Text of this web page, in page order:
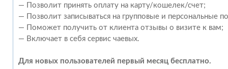
— Позволит принять оплату на карту/кошелек/счет;
— Позволит записываться на групповые и персональные
— Поможет получить от клиента отзывы о визите к вам;
— Включает в себя сервис чаевых.
Для новых пользователей первый месяц бесплатно.